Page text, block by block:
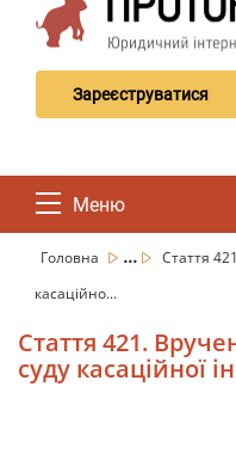
Зареєструватися
Меню
Головна ...
Стаття
касаційно...
Стаття 421.
суду касаційної